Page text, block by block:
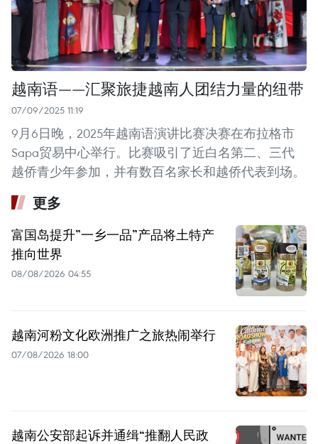
越南语——汇聚旅捷越南人团结力量的纽带
07/09/2025 11:19
9月6日晚，2025年越南语演讲比赛决赛在布拉格市
Sapa贸易中心举行。比赛吸引了近白名第二、三代
越侨青少年参加，并有数百名家长和越侨代表到场。
更多
富国岛提升”一乡一品”产品将土特产
推向世界
08/08/2026 04:55
越南河粉文化欧洲推广之旅热闹举行
07/08/2026 18:00
越南公安部起诉并通缉“推翻人民政